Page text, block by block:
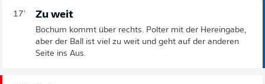
17' Zu weit
Bochum kommt über rechts. Polter mit der Hereingabe,
aber der Ball ist viel zu weit und geht auf der anderen
Seite ins Aus.